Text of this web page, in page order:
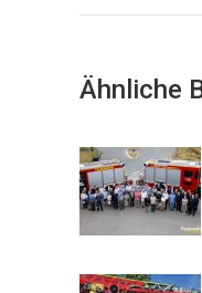
Ähnliche